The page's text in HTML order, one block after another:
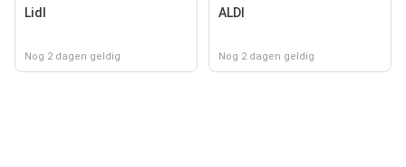
Lidl
Nog 2 dagen geldig
ALDI
Nog 2 dagen geldig